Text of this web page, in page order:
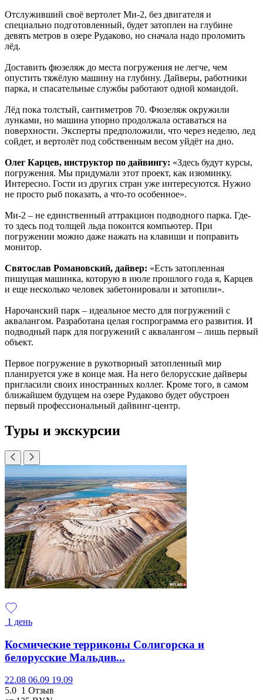
Отслуживший своё вертолет Ми-2, без двигателя и
специально подготовленный, будет затоплен на глубине
девять метров в озере Рудаково, но сначала надо проломить
лёд.
Доставить фюзеляж до места погружения не легче, чем
опустить тяжёлую машину на глубину. Дайверы, работники
парка, и спасательные службы работают одной командой.
Лёд пока толстый, сантиметров 70. Фюзеляж окружили
лунками, но машина упорно продолжала оставаться на
поверхности. Эксперты предположили, что через неделю, лед
сойдет, и вертолёт под собственным весом уйдёт на дно.
Олег Карцев, инструктор по дайвингу: «Здесь будут курсы,
погружения. Мы придумали этот проект, как изюминку.
Интересно. Гости из других стран уже интересуются. Нужно
не просто рыб показать, а что-то особенное».
Ми-2 – не единственный аттракцион подводного парка. Где-
то здесь под толщей льда покоится компьютер. При
погружении можно даже нажать на клавиши и поправить
монитор.
Святослав Романовский, дайвер: «Есть затопленная
пишущая машинка, которую в июле прошлого года я, Карцев
и еще несколько человек забетонировали и затопили».
Нарочанский парк – идеальное место для погружений с
аквалангом. Разработана целая госпрограмма его развития. И
подводный парк для погружений с аквалангом – лишь первый
объект.
Первое погружение в рукотворный затопленный мир
планируется уже в конце мая. На него белорусские дайверы
пригласили своих иностранных коллег. Кроме того, в самом
ближайшем будущем на озере Рудаково будет обустроен
первый профессиональный дайвинг-центр.
Туры и экскурсии
1 день
Космические терриконы Солигорска и
белорусские Мальдив...
22.08 06.09 19.09
5.0 1 Отзыв